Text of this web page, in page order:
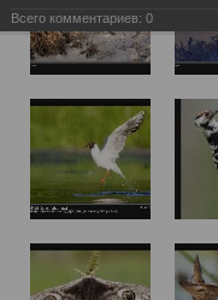
Всего комментариев: 0